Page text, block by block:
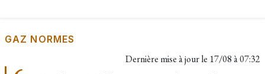
GAZ NORMES
Dernière mise à jour le 17/08 à 07:32